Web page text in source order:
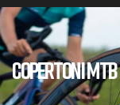
COPERTONI MTB